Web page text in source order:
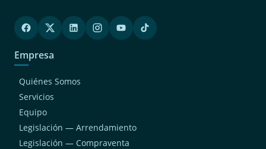
Chaclacayo
San Juan De Miraflores
San Luis
Magdalena Del Mar
Cieneguilla
Breña
San Bartolo
Empresa
Quiénes Somos
Servicios
Equipo
Legislación — Arrendamiento
Legislación — Compraventa